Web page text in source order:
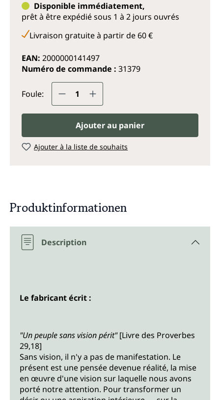
Disponible immédiatement,
prêt à être expédié sous 1 à 2 jours ouvrés
Livraison gratuite à partir de 60 €
EAN: 2000000141497
Numéro de commande : 31379
Foule: Quantité de produit : Entrez la
Ajouter au panier
Ajouter à la liste de souhaits
Produktinformationen
Description
Le fabricant écrit :
"Un peuple sans vision périt"[Livre des Proverbes
29,18]
Sans vision, il n'y a pas de manifestation. Le
présent est une pensée devenue réalité, la mise
en œuvre d'une vision sur laquelle nous avons
porté notre attention. Pour transformer un